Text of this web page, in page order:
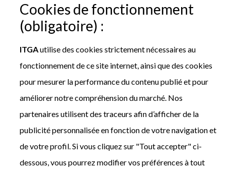
Cookies de fonctionnement
(obligatoire) :
ITGAutilise des cookies strictement nécessaires au
fonctionnement de ce site internet, ainsi que des cookies
pour mesurer la performance du contenu publié et pour
améliorer notre compréhension du marché. Nos
partenaires utilisent des traceurs afin d’afficher de la
publicité personnalisée en fonction de votre navigation et
de votre profil. Si vous cliquez sur "Tout accepter" ci-
dessous, vous pourrez modifier vos préférences à tout